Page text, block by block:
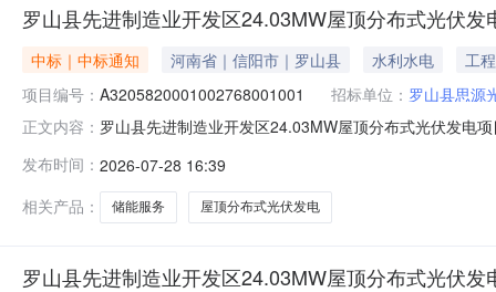
罗山县先进制造业开发区24.03MW屋顶分布式光伏
中标｜中标通知 河南省｜信阳市｜罗山县 水利水电
工程
项目编号： A3205820001002768001001 招标单位： 罗山县思源
正文内容： 罗山县先进制造业开发区24.03MW屋顶分布式光伏发电
称罗山县先进制造业开发区24.03MW屋顶分布式光伏发
机构河
发布时间： 2026-07-28 16:39
相关产品：
储能服务 屋顶分布式光伏发电
罗山县先进制造业开发区24.03MW屋顶分布式光伏